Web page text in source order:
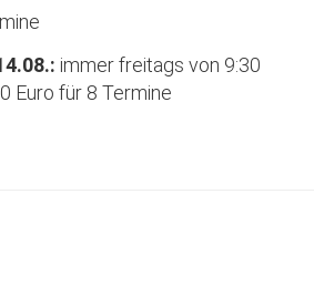
immer freitags von 9:30
Euro für 8 Termine